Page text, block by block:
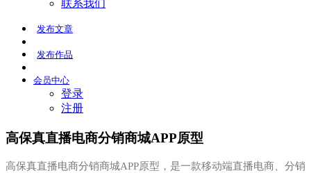
联系我们
发布文章
发布作品
会员中心
登录
注册
高保真直播电商分销商城APP原型
高保真直播电商分销商城APP原型，是一款移动端直播电商、分销